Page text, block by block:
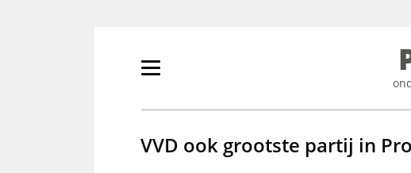
Primair
tonen/verbergen
VVD ook grootste partij in